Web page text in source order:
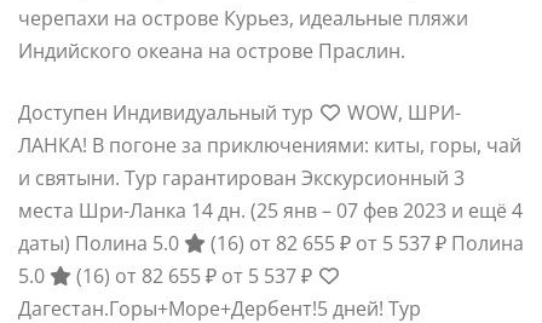
черепахи на острове Курьез, идеальные пляжи
Индийского океана на острове Праслин.
Доступен Индивидуальный тур
WOW, ШРИ-
ЛАНКА! В погоне за приключениями: киты, горы, чай
и святыни. Тур гарантирован Экскурсионный 3
места Шри-Ланка 14 дн. (25 янв – 07 фев 2023 и ещё 4
даты) Полина 5.0 (16) от 82 655 ₽ от 5 537 ₽ Полина
5.0
(16) от 82 655 ₽ от 5 537 ₽
Дагестан.Горы+Море+Дербент!5 дней! Тур